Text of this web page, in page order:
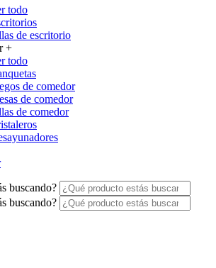
todo
de escritorio
+
todo
de comedor
de comedor
de comedor